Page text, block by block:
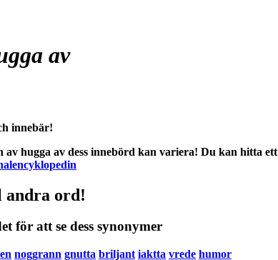
av
innebär!
av hugga av dess innebörd kan variera! Du kan hitta ett
andra ord!
för att se dess synonymer
noggrann gnutta briljant iaktta vrede humor